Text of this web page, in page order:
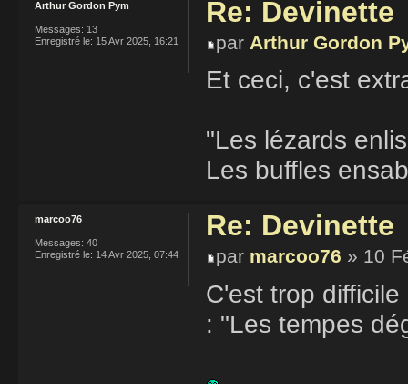
Re: Devinette
par Arthur Gordon
Et ceci, c'est
"Les lézards
Les buffles
Arthur Gordon Pym
Messages: 13
Enregistré le: 15 Avr 2025, 16:21
Re: Devinette
par marcoo76 » 10
C'est trop
: "Les tempes
marcoo76
Messages: 40
Enregistré le: 14 Avr 2025, 07:44